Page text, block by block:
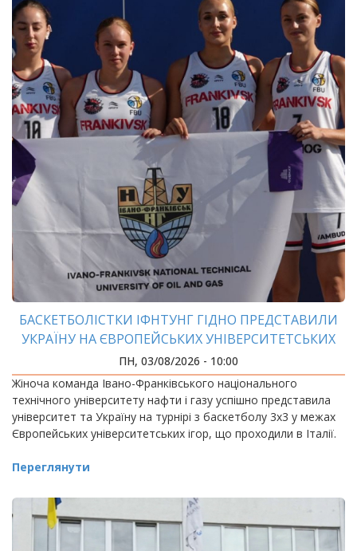
БАСКЕТБОЛІСТКИ ІФНТУНГ ГІДНО ПРЕДСТАВИЛИ
УКРАЇНУ НА ЄВРОПЕЙСЬКИХ УНІВЕРСИТЕТСЬКИХ
ІГРАХ
ПН, 03/08/2026 - 10:00
Жіноча команда Івано-Франківського національного
технічного університету нафти і газу успішно представила
університет та Україну на турнірі з баскетболу 3х3 у межах
Європейських університетських ігор, що проходили в Італії.
Переглянути